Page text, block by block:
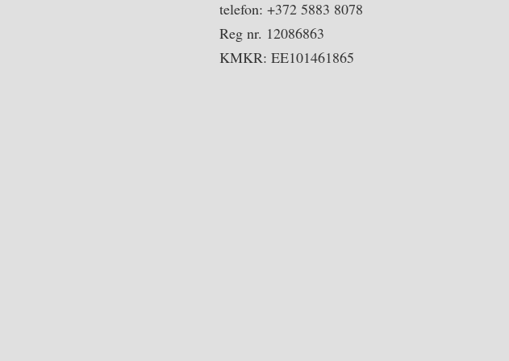
telefon: +372 5883 8078
Reg nr. 12086863
KMKR: EE101461865